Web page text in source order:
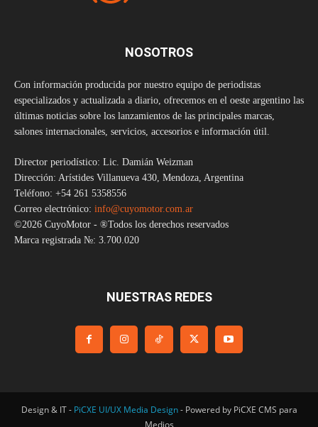
NOSOTROS
Con información producida por nuestro equipo de periodistas
especializados y actualizada a diario, ofrecemos en el oeste argentino las
últimas noticias sobre los lanzamientos de las principales marcas,
salones internacionales, servicios, accesorios e información útil.
Director periodístico: Lic. Damián Weizman
Dirección: Arístides Villanueva 430, Mendoza, Argentina
Teléfono: +54 261 5358556
Correo electrónico: info@cuyomotor.com.ar
©2026 CuyoMotor - ®Todos los derechos reservados
Marca registrada №: 3.700.020
NUESTRAS REDES
Design & IT - PiCXE UI/UX Media Design- Powered by PiCXE CMS para